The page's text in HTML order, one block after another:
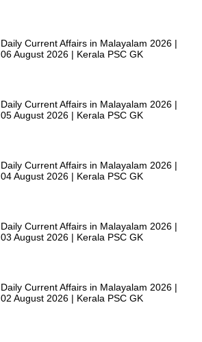
Daily Current Affairs in Malayalam 2026 |
06 August 2026 | Kerala PSC GK
Daily Current Affairs in Malayalam 2026 |
05 August 2026 | Kerala PSC GK
Daily Current Affairs in Malayalam 2026 |
04 August 2026 | Kerala PSC GK
Daily Current Affairs in Malayalam 2026 |
03 August 2026 | Kerala PSC GK
Daily Current Affairs in Malayalam 2026 |
02 August 2026 | Kerala PSC GK